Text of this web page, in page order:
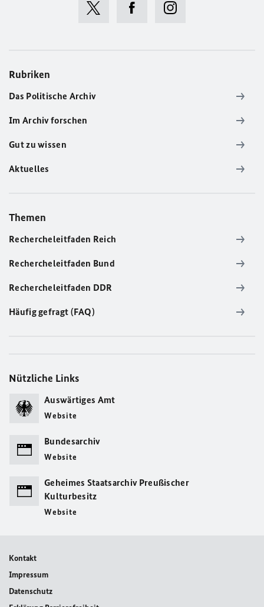
Rubriken
Das Politische Archiv
Im Archiv forschen
Gut zu wissen
Aktuelles
Themen
Rechercheleitfaden Reich
Rechercheleitfaden Bund
Rechercheleitfaden DDR
Häufig gefragt (FAQ)
Nützliche Links
Auswärtiges Amt
Website
Bundesarchiv
Website
Geheimes Staatsarchiv Preußischer
Kulturbesitz
Website
Kontakt
Impressum
Datenschutz